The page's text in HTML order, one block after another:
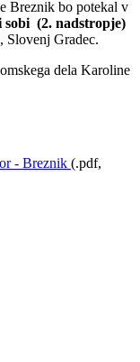
Breznik bo potekal v
sobi (2. nadstropje)
Slovenj Gradec.
dela Karoline
- Breznik (.pdf,